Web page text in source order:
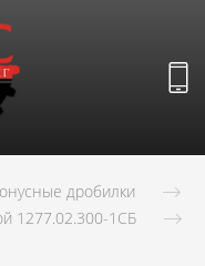
дробилки
1277.02.300-1СБ